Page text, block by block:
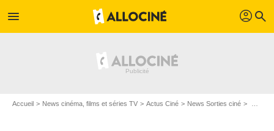
menu profil search
Accueil News cinéma, films et séries TV Actus Ciné News Sorties ciné